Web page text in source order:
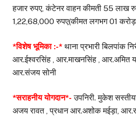
हजार रुपए, कंटेनर वाहन कीमती 55
1,22,68,000 रुपए(कीमत लगभग 01
*विशेष भूमिका :-* थाना प्रभारी बिलपांक
आर.ईश्वरसिंह , आर.माखनसिंह , आर.अमित
आर.संजय सोनी
*सराहनीय योगदान*- उपनिरी. मुकेश
अजय रावत , प्रधान आर.अशोक मईड़ा,